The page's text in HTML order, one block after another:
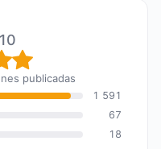
global: 9,8
publicadas
1 591
67
18